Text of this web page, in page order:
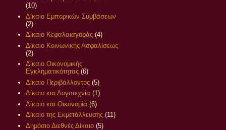
(10)
Δίκαιο Εμπορικών Συμβάσεων
(2)
Δίκαιο Κεφαλαιαγοράς (4)
Δίκαιο Κοινωνικής Ασφαλίσεως
(2)
Δίκαιο Οικονομικής
Εγκληματικότητας (6)
Δίκαιο Περιβάλλοντος (5)
Δίκαιο και Λογοτεχνία (1)
Δίκαιο και Οικονομία (6)
Δίκαιο της Εκμετάλλευσης (11)
Δημόσιο Διεθνές Δίκαιο (5)